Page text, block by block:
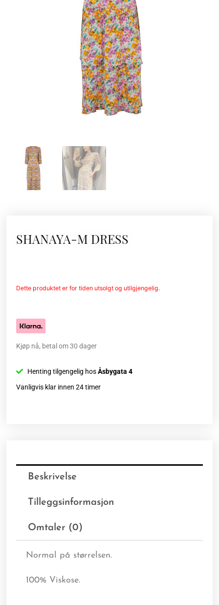
SHANAYA-M DRESS
Dette produktet er for tiden utsolgt og utilgjengelig.
Kjøp nå, betal om 30 dager
Henting tilgengelig hosÅsbygata 4
Vanligvis klar innen 24 timer
Beskrivelse
Tilleggsinformasjon
Omtaler (0)
Normal på størrelsen.
100% Viskose.